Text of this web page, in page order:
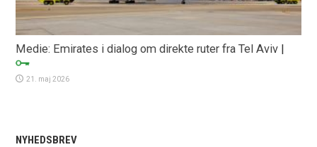
Medie: Emirates i dialog om direkte ruter fra Tel Aviv |
21. maj 2026
NYHEDSBREV